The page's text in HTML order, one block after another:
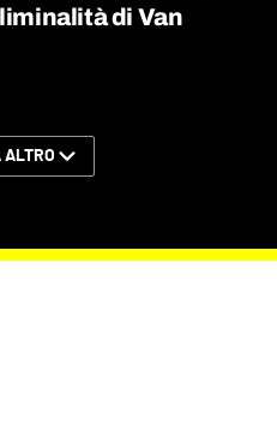
di Van
ALTRO